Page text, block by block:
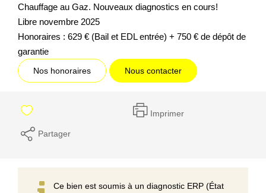
Chauffage au Gaz. Nouveaux diagnostics en cours!
Libre novembre 2025
Honoraires : 629 € (Bail et EDL entrée) + 750 € de dépôt de
garantie
Nos honoraires Nous contacter
Imprimer
Partager
Ce bien est soumis à un diagnostic ERP (État